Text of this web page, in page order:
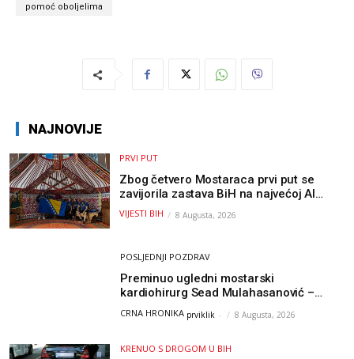
pomoć oboljelima
NAJNOVIJE
PRVI PUT
Zbog četvero Mostaraca prvi put se
zavijorila zastava BiH na najvećoj AI
olimpijadi, a sada je njihov mentor
postao član komiteta Međunarodne
VIJESTI BIH 8 Augusta, 2026
POSLJEDNJI POZDRAV
Preminuo ugledni mostarski
kardiohirurg Sead Mulahasanović –
kolege uputile emotivnu oproštajnu
CRNA HRONIKA prviklik - 8 Augusta, 2026
KRENUO S DROGOM U BIH